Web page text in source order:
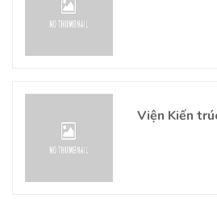
Viện Kiến